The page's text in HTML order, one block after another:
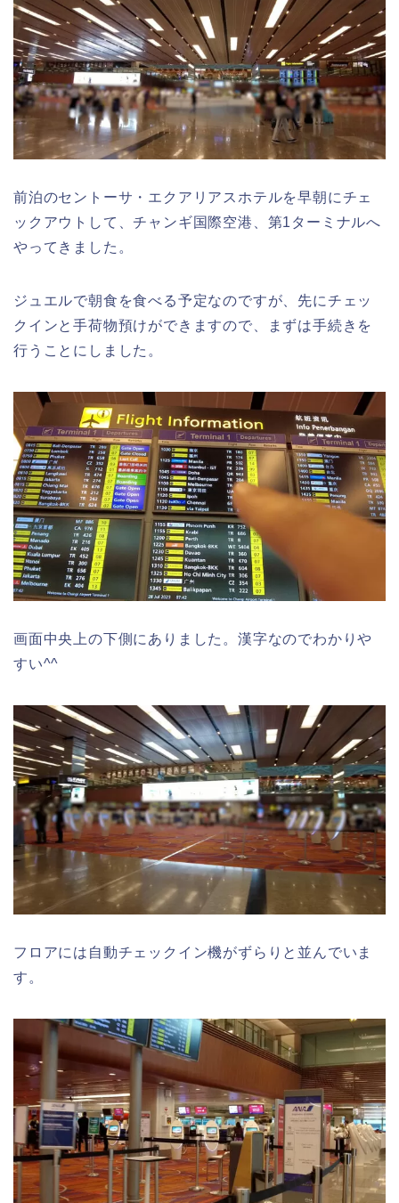
前泊のセントーサ・エクアリアスホテルを早朝にチェ
ックアウトして、チャンギ国際空港、第1ターミナルへ
やってきました。
ジュエルで朝食を食べる予定なのですが、先にチェッ
クインと手荷物預けができますので、まずは手続きを
行うことにしました。
画面中央上の下側にありました。漢字なのでわかりや
すい^^
フロアには自動チェックイン機がずらりと並んでいま
す。